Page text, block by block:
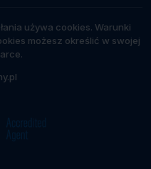
używa cookies. Warunki
możesz określić w swojej